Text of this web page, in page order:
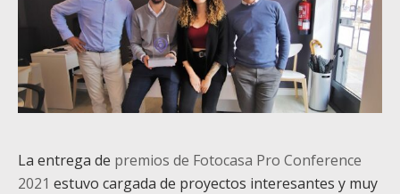
La entrega de premios de Fotocasa Pro Conference
2021 estuvo cargada de proyectos interesantes y muy